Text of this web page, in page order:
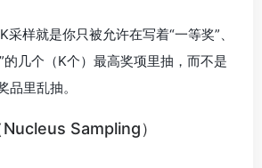
样就是你只被允许在写着“一等奖”、
的几个（K个）最高奖项里抽，而不是
品里乱抽。
Sampling）